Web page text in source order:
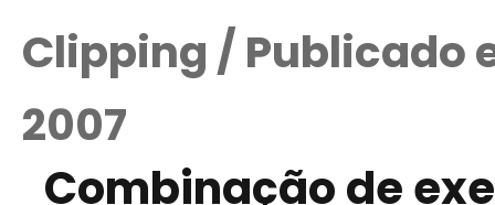
Clipping / Publicado
2007
Combinação de